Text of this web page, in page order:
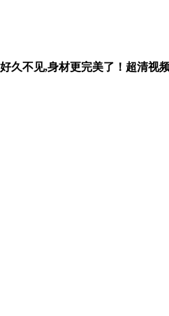
久不见,身材更完美了！超清视